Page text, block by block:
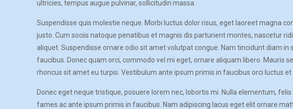
ultricies, tempus augue pulvinar, sollicitudin massa.
Suspendisse quis molestie neque. Morbi luctus dolor risus, eget laoreet magna
justo. Cum sociis natoque penatibus et magnis dis parturient montes, nascetur
aliquet. Suspendisse ornare odio sit amet volutpat congue. Nam tincidunt diam
faucibus. Donec quam orci, commodo vel mi eget, ornare aliquam libero. Mauris
rhoncus sit amet eu turpis. Vestibulum ante ipsum primis in faucibus orci luctus
Donec eget neque tristique, posuere lorem nec, lobortis mi. Nulla elementum,
fames ac ante ipsum primis in faucibus. Nam adipiscing lacus eget elit ornare